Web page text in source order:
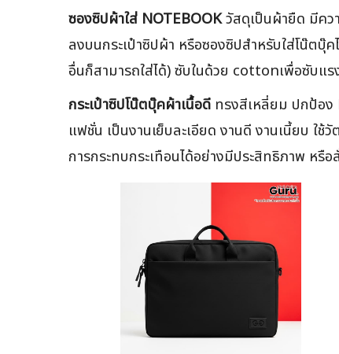
ซองซิปผ้าใส่ NOTEBOOKวัสดุเป็นผ้ายืด มีคว
ลงบนกระเป๋าซิปผ้า หรือซองซิปสำหรับใส่โน๊
อื่นก็สามารถใส่ได้) ซับในด้วย cottonเพื่อซับแ
กระเป๋าซิปโน๊ตบุ๊คผ้าเนื้อดี ทรงสีเหลี่ยม ปกป้อง
แฟชั่น เป็นงานเย็บละเอียด งานดี งานเนี้ยบ ใ
การกระทบกระเทือนได้อย่างมีประสิทธิภาพ ห